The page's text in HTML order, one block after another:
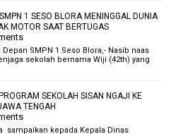
1 SESO BLORA MENINGGAL DUNIA
MOTOR SAAT BERTUGAS
SMPN 1 Seso Blora,- Nasib naas
sekolah bernama Wiji (42th) yang
SEKOLAH SISAN NGAJI KE
TENGAH
sampaikan kepada Kepala Dinas